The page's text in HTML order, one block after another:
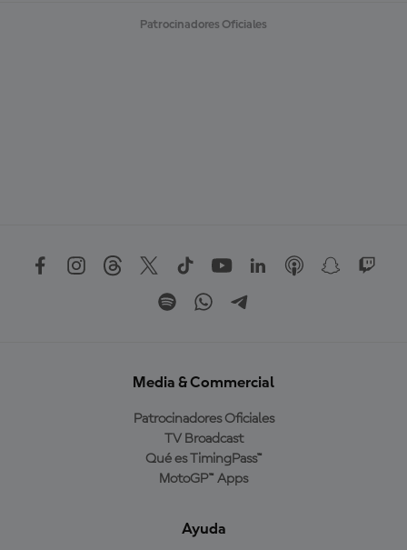
Patrocinadores Oficiales
Media & Commercial
Patrocinadores Oficiales
TV Broadcast
Qué es TimingPass™
MotoGP™ Apps
Ayuda